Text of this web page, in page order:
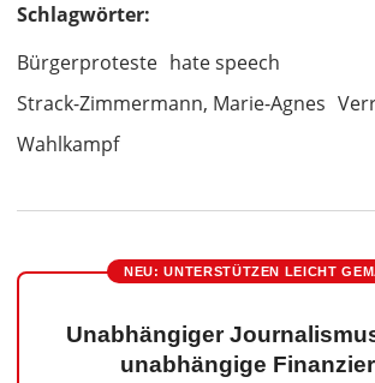
Schlagwörter:
Bürgerproteste hate speech
Strack-Zimmermann, Marie-Agnes
Wahlkampf
NEU: UNTERSTÜTZEN LEICHT
Unabhängiger
unabhängige